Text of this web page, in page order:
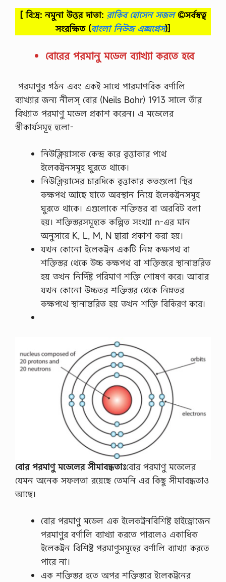
[ বি:দ্র: নমুনা উত্তর দাতা: রাকিব হোসেন সজল©সর্বস্বত্ব
সংরক্ষিত (বাংলা নিউজ এক্সপ্রেস)]
বোরের পরমানু মডেল ব্যাখ্যা করতে হবে
পরমাণুর গঠন এবং একই সাথে পারমাণবিক বর্ণালি
ব্যাখ্যার জন্য নীলস্ বোর (Neils Bohr) 1913 সালে তাঁর
বিখ্যাত পরমাণু মডেল প্রকাশ করেন। এ মডেলের
স্বীকার্যসমূহ হলো-
নিউক্লিয়াসকে কেন্দ্র করে বৃত্তাকার পথে
ইলেকট্রনসমূহ ঘুরতে থাকে।
নিউক্লিয়াসের চারদিকে বৃত্তাকার কতগুলো স্থির
কক্ষপথ আছে যাতে অবস্থান নিয়ে ইলেকট্রনসমূহ
ঘুরতে থাকে। এগুলোকে শক্তিস্তর বা অরবিট বলা
হয়। শক্তিস্তরসমূহকে কল্পিত সংখ্যা n-এর মান
অনুসারে K, L, M, N দ্বারা প্রকাশ করা হয়।
যখন কোনো ইলেকট্রন একটি নিম্ন কক্ষপথ বা
শক্তিস্তর থেকে উচ্চ কক্ষপথ বা শক্তিস্তরে স্থানান্তরিত
হয় তখন নির্দিষ্ট পরিমাণ শক্তি শোষণ করে। আবার
যখন কোনো উচ্চতর শক্তিস্তর থেকে নিম্নতর
কক্ষপথে স্থানান্তরিত হয় তখন শক্তি বিকিরণ করে।
বোর পরমাণু মডেলের সীমাবদ্ধতাঃবোর পরমাণু মডেলের
যেমন অনেক সফলতা রয়েছে তেমনি এর কিছু সীমাবদ্ধতাও
আছে।
বোর পরমাণু মডেল এক ইলেকট্রনবিশিষ্ট হাইড্রোজেন
পরমাণুর বর্ণালি ব্যাখ্যা করতে পারলেও একাধিক
ইলেকট্রন বিশিষ্ট পরমাণুসমূহের বর্ণালি ব্যাখ্যা করতে
পারে না।
এক শক্তিস্তর হতে অপর শক্তিস্তরে ইলেকট্রনের